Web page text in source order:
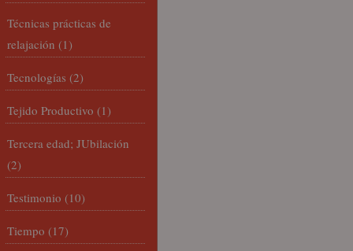
Técnicas prácticas de
relajación (1)
Tecnologías (2)
Tejido Productivo (1)
Tercera edad; JUbilación
(2)
Testimonio (10)
Tiempo (17)